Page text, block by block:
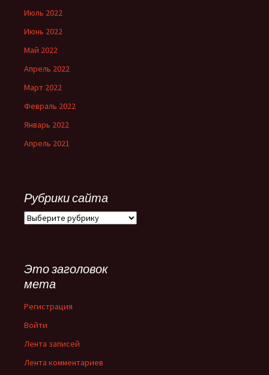
Июль 2022
Июнь 2022
Май 2022
Апрель 2022
Март 2022
Февраль 2022
Январь 2022
Апрель 2021
Рубрики сайта
Рубрики
Это заголовок
мета
Регистрация
Войти
Лента записей
Лента комментариев